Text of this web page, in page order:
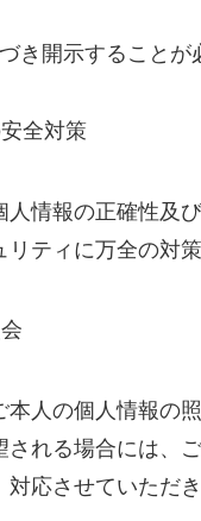
き開示することが
全対策
人情報の正確性及
リティに万全の対
本人の個人情報の
される場合には、
対応させていただき